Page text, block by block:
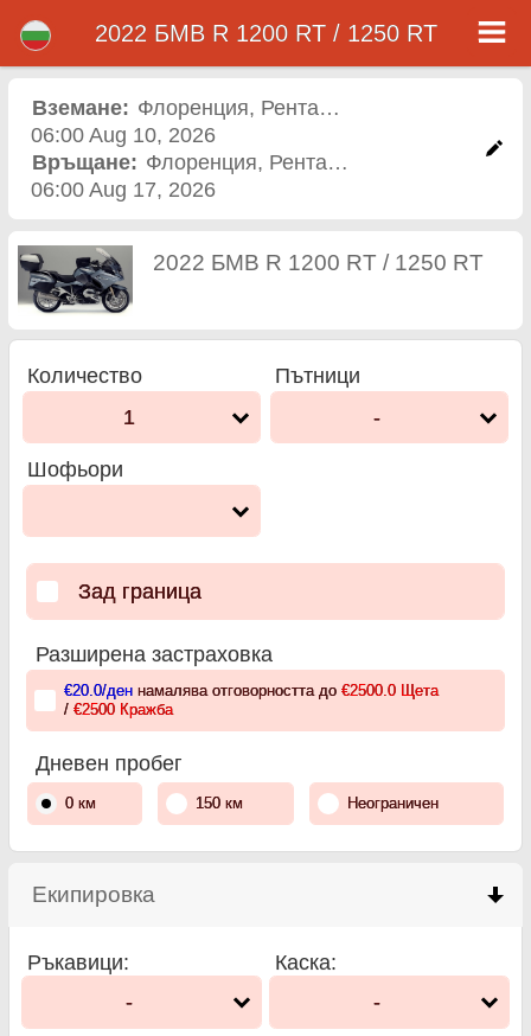
2022 БМВ R 1200 RT /
1250 RT мотор под наем
в флоренция
2022 БМВ R 1200 RT / 1250 RT
Вземане: Флоренция, Рентал офис
06:00 Aug 10, 2026
Връщане: Флоренция, Рентал офис
06:00 Aug 17, 2026
2022 БМВ R 1200 RT / 1250 RT
Количество
1
Пътници
-
Шофьори
Зад граница
Разширена застраховка
€20.0/деннамалява отговорността до €2500.0 Щета
/ €2500 Кражба
Дневен пробег
0 км 150 км Неограничен
Екипировка
Ръкавици:
-
Каска:
-